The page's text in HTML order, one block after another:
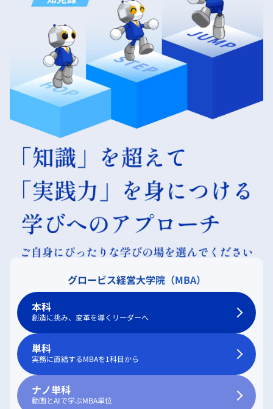
グロービス経営大学院（MBA）
本科
創造に挑み、変革を導くリーダーへ
単科
実務に直結するMBAを1科目から
ナノ単科
動画とAIで学ぶMBA単位